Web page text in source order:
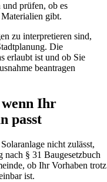
und prüfen, ob es
gibt.
zu interpretieren sind,
Die
erlaubt ist und ob Sie
beantragen
wenn Ihr
passt
nicht zulässt,
nach § 31 Baugesetzbuch
ob Ihr Vorhaben trotz
ist.